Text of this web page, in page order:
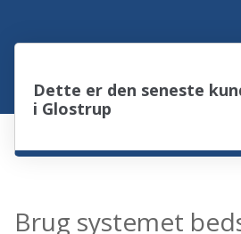
Dette er den seneste
i Glostrup
Brug systemet